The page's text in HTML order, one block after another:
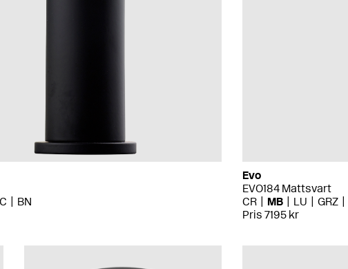
BN
Evo
EVO184 Mattsvart
CR
MB LU GRZ
Pris 7195 kr